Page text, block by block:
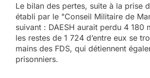
Le bilan des pertes, suite à la prise
établi par le "Conseil Militaire de
suivant : DAESH aurait perdu 4 180
les restes de 1 724 d’entre eux se
mains des FDS, qui détiennent
prisonniers.